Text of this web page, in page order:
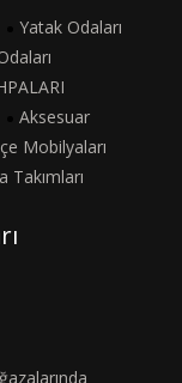
Yatak Odaları
Aksesuar
Mobilyaları
Takımları